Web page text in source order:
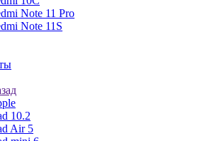
Note 11 Pro
Note 11S
10.2
Air 5